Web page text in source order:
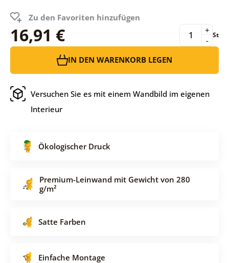
Zu den Favoriten hinzufügen
16,91 € -
+ St
IN DEN WARENKORB LEGEN
Versuchen Sie es mit einem Wandbild im eigenen
Interieur
Ökologischer Druck
Premium-Leinwand mit Gewicht von 280
g/m²
Satte Farben
Einfache Montage